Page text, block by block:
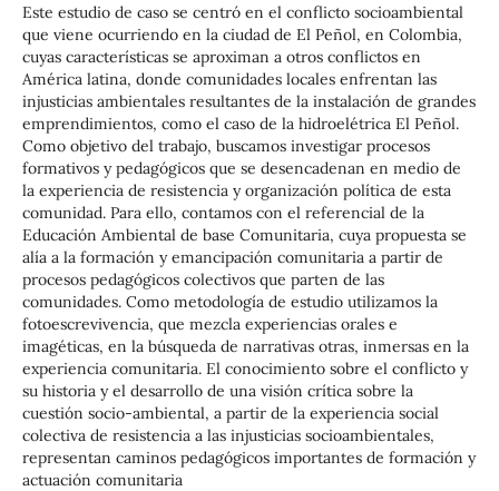
Este estudio de caso se centró en el conflicto socioambiental
que viene ocurriendo en la ciudad de El Peñol, en Colombia,
cuyas características se aproximan a otros conflictos en
América latina, donde comunidades locales enfrentan las
injusticias ambientales resultantes de la instalación de grandes
emprendimientos, como el caso de la hidroelétrica El Peñol.
Como objetivo del trabajo, buscamos investigar procesos
formativos y pedagógicos que se desencadenan en medio de
la experiencia de resistencia y organización política de esta
comunidad. Para ello, contamos con el referencial de la
Educación Ambiental de base Comunitaria, cuya propuesta se
alía a la formación y emancipación comunitaria a partir de
procesos pedagógicos colectivos que parten de las
comunidades. Como metodología de estudio utilizamos la
fotoescrevivencia, que mezcla experiencias orales e
imagéticas, en la búsqueda de narrativas otras, inmersas en la
experiencia comunitaria. El conocimiento sobre el conflicto y
su historia y el desarrollo de una visión crítica sobre la
cuestión socio-ambiental, a partir de la experiencia social
colectiva de resistencia a las injusticias socioambientales,
representan caminos pedagógicos importantes de formación y
actuación comunitaria